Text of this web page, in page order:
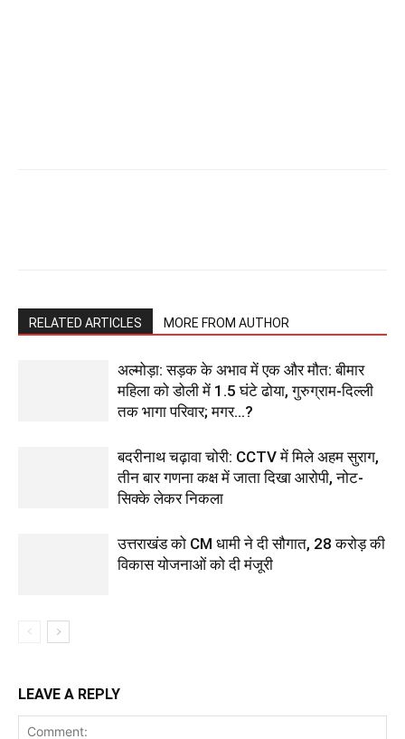
RELATED ARTICLES MORE FROM AUTHOR
अल्मोड़ा: सड़क के अभाव में एक और मौत: बीमार
महिला को डोली में 1.5 घंटे ढोया, गुरुग्राम-दिल्ली
तक भागा परिवार; मगर…?
बदरीनाथ चढ़ावा चोरी: CCTV में मिले अहम सुराग,
तीन बार गणना कक्ष में जाता दिखा आरोपी, नोट-
सिक्के लेकर निकला
उत्तराखंड को CM धामी ने दी सौगात, 28 करोड़ की
विकास योजनाओं को दी मंजूरी
LEAVE A REPLY